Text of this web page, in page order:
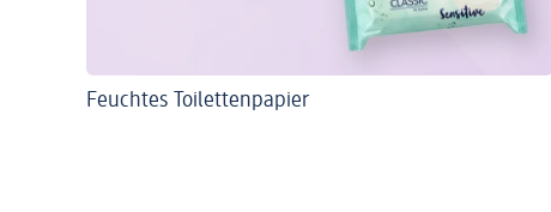
Feuchtes Toilettenpapier